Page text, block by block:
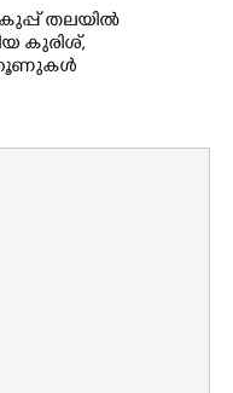
തലയിൽ
കുരിശ്‌,